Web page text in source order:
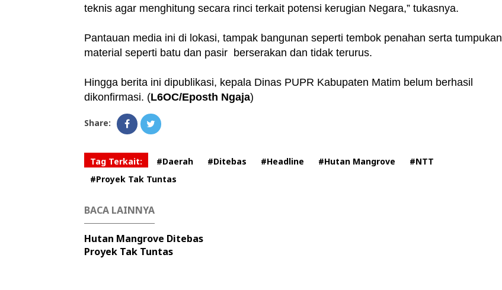
teknis agar menghitung secara rinci terkait potensi kerugian Negara,” tukasnya.
Pantauan media ini di lokasi, tampak bangunan seperti tembok penahan serta tumpukan
material seperti batu dan pasir berserakan dan tidak terurus.
Hingga berita ini dipublikasi, kepala Dinas PUPR Kabupaten Matim belum berhasil
dikonfirmasi. (L6OC/Eposth Ngaja)
Share:
Tag Terkait: #Daerah #Ditebas #Headline #Hutan Mangrove
#NTT
#Proyek Tak Tuntas
BACA LAINNYA
Hutan Mangrove Ditebas
Proyek Tak Tuntas